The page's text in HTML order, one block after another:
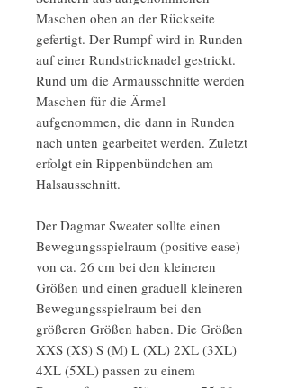
Maschen oben an der Rückseite
gefertigt. Der Rumpf wird in Runden
auf einer Rundstricknadel gestrickt.
Rund um die Armausschnitte werden
Maschen für die Ärmel
aufgenommen, die dann in Runden
nach unten gearbeitet werden. Zuletzt
erfolgt ein Rippenbündchen am
Halsausschnitt.
Der Dagmar Sweater sollte einen
Bewegungsspielraum (positive ease)
von ca. 26 cm bei den kleineren
Größen und einen graduell kleineren
Bewegungsspielraum bei den
größeren Größen haben. Die Größen
XXS (XS) S (M) L (XL) 2XL (3XL)
4XL (5XL) passen zu einem